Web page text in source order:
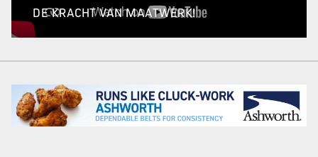
DE KRACHT VAN MAATWERK!